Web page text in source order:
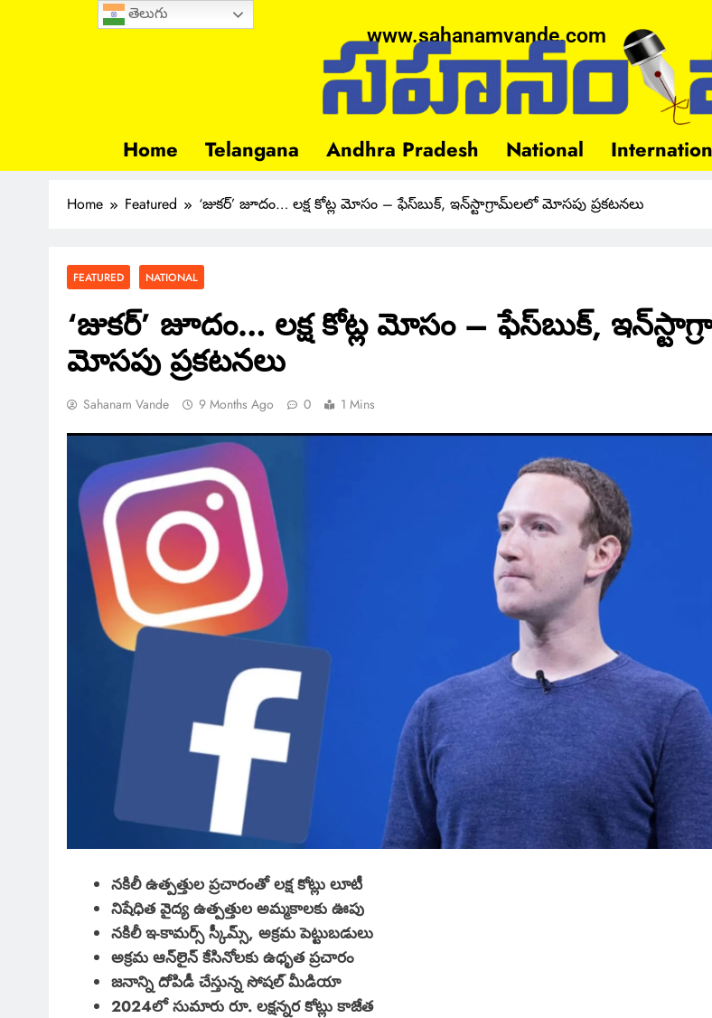
www.sahanamvande.com
Home Telangana Andhra Pradesh National
Home Featured ‘జుకర్’ జూదం… లక్ష కోట్ల మోసం – ఫేస్‌బుక్, ఇన్‌స్టాగ్రామ్‌లలో మోసపు ప్రకటనలు
FEATURED NATIONAL
‘జుకర్’ జూదం… లక్ష కోట్ల మోసం – ఫేస్‌బుక్,
మోసపు ప్రకటనలు
Sahanam Vande 9 Months Ago 0 1 Mins
నకిలీ ఉత్పత్తుల ప్రచారంతో లక్ష కోట్లు లూటీ
నిషేధిత వైద్య ఉత్పత్తుల అమ్మకాలకు ఊపు
నకిలీ ఇ-కామర్స్ స్కీమ్స్, అక్రమ పెట్టుబడులు
అక్రమ ఆన్‌లైన్ కేసినోలకు ఉధృత ప్రచారం
జనాన్ని దోపిడీ చేస్తున్న సోషల్ మీడియా
2024లో సుమారు రూ. లక్షన్నర కోట్లు కాజేత
తెలుగు